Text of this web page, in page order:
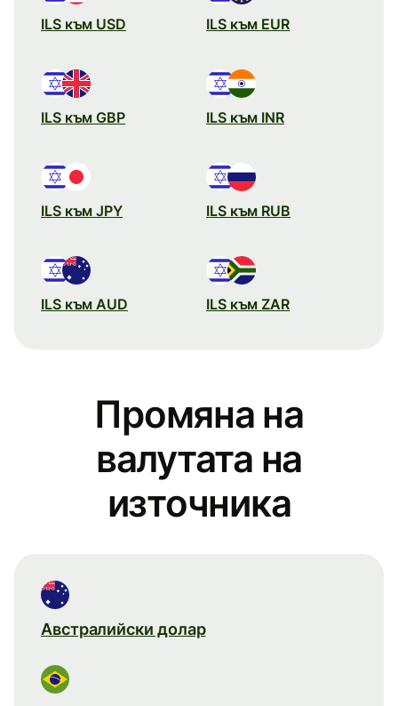
ILS към USD ILS към EUR
ILS към GBP ILS към INR
ILS към JPY ILS към RUB
ILS към AUD ILS към ZAR
Промяна на
валутата на
източника
Австралийски долар